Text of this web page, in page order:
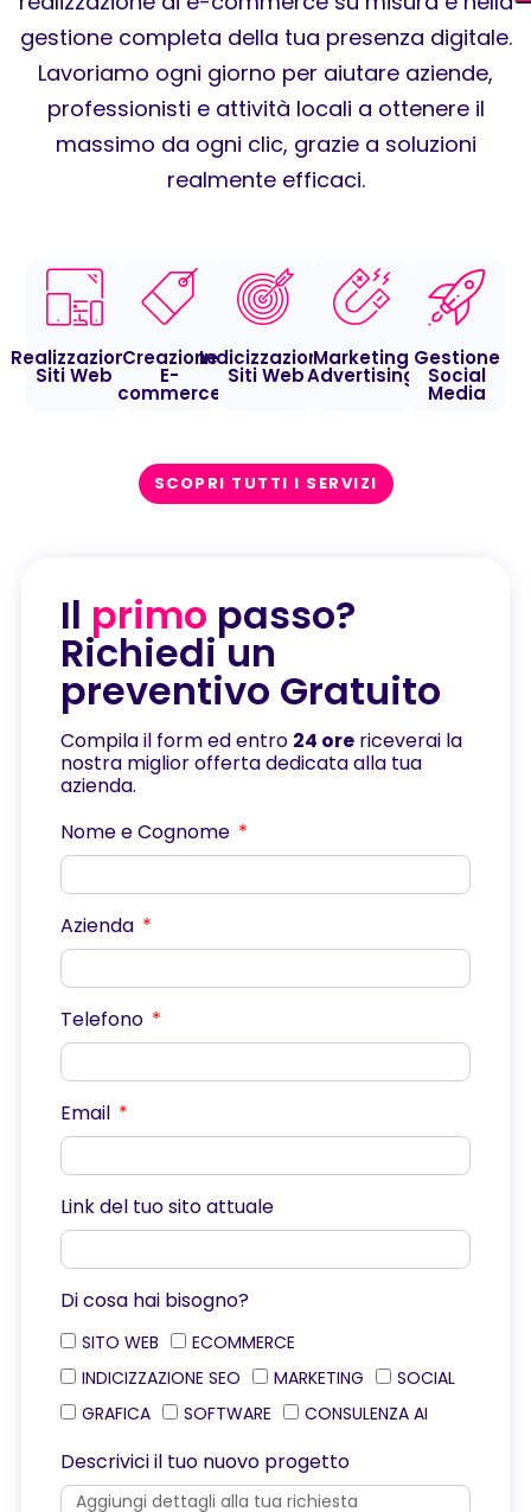
gestione completa della tua presenza digitale.
Lavoriamo ogni giorno per aiutare aziende,
professionisti e attività locali a ottenere il
massimo da ogni clic, grazie a soluzioni
realmente efficaci.
Realizzazione
Siti Web
Creazione
E-
commerce
Indicizzazione
Siti Web
Marketing
Advertising
Gestione
Social
Media
SCOPRI TUTTI I SERVIZI
Il primo passo?
Richiedi un
preventivo Gratuito
Compila il form ed entro 24 orericeverai la
nostra miglior offerta dedicata alla tua
azienda.
Nome e Cognome
Azienda
Telefono
Email
Link del tuo sito attuale
Di cosa hai bisogno?
SITO WEB
ECOMMERCE
INDICIZZAZIONE SEO
MARKETING
SOCIAL
GRAFICA
SOFTWARE CONSULENZA AI
Descrivici il tuo nuovo progetto